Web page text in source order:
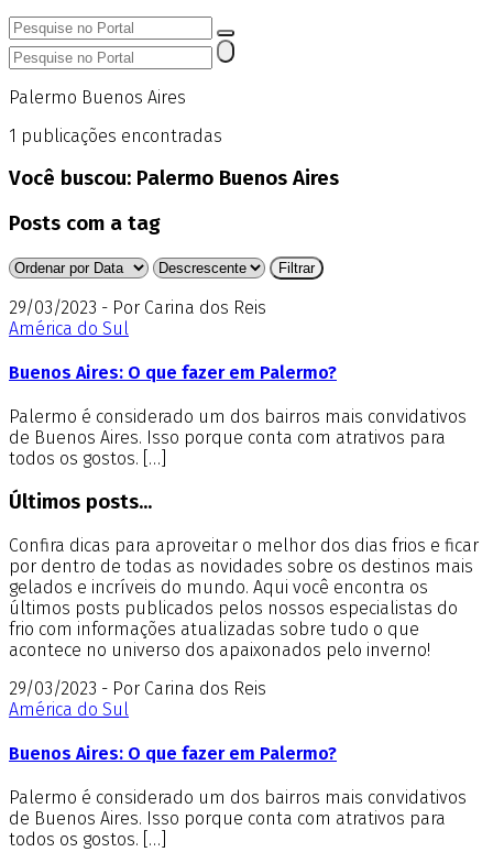
Palermo Buenos Aires
1 publicações encontradas
Você buscou: Palermo Buenos Aires
Posts com a tag
29/03/2023 - Por Carina dos Reis
América do Sul
Buenos Aires: O que fazer em Palermo?
Palermo é considerado um dos bairros mais convidativos
de Buenos Aires. Isso porque conta com atrativos para
todos os gostos. […]
Últimos posts...
Confira dicas para aproveitar o melhor dos dias frios e ficar
por dentro de todas as novidades sobre os destinos mais
gelados e incríveis do mundo. Aqui você encontra os
últimos posts publicados pelos nossos especialistas do
frio com informações atualizadas sobre tudo o que
acontece no universo dos apaixonados pelo inverno!
29/03/2023 - Por Carina dos Reis
América do Sul
Buenos Aires: O que fazer em Palermo?
Palermo é considerado um dos bairros mais convidativos
de Buenos Aires. Isso porque conta com atrativos para
todos os gostos. […]